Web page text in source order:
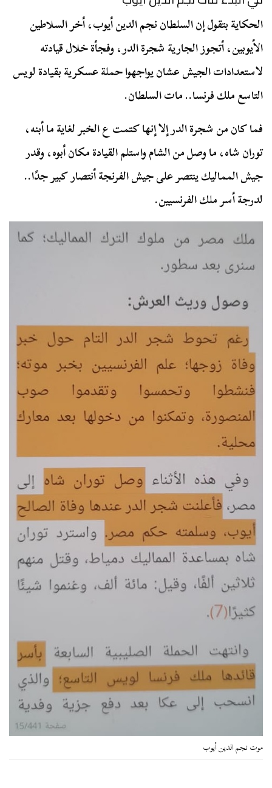
الحكاية بتقول إن السلطان نجم الدين أيوب، أخر السلاطين
الأيوبين، أتجوز الجارية شجرة الدر، وفجأة خلال قيادته
لاستعدادات الجيش عشان يواجهوا حملة عسكرية بقيادة لويس
التاسع ملك فرنسا.. مات السلطان.
فما كان من شجرة الدر إلا إنها كتمت ع الخبر لغاية ما أبنه،
توران شاه، ما وصل من الشام واستلم القيادة مكان أبوه، وقدر
جيش المماليك ينتصر على جيش الفرنجة أنتصار كبير جدًا..
لدرجة أسر ملك الفرنسيين.
موت نجم الدين أيوب